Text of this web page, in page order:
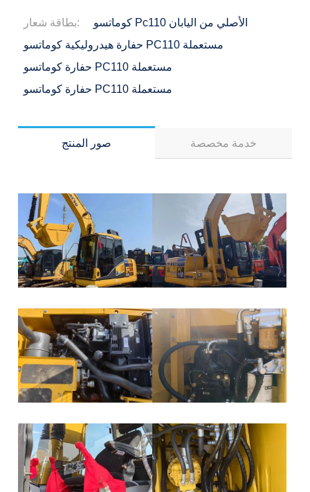
بطاقة شعار:
كوماتسو Pc110 الأصلي من اليابان
حفارة هيدروليكية كوماتسو PC110 مستعملة
حفارة كوماتسو PC110 مستعملة
حفارة كوماتسو PC110 مستعملة
صور المنتج خدمة مخصصة